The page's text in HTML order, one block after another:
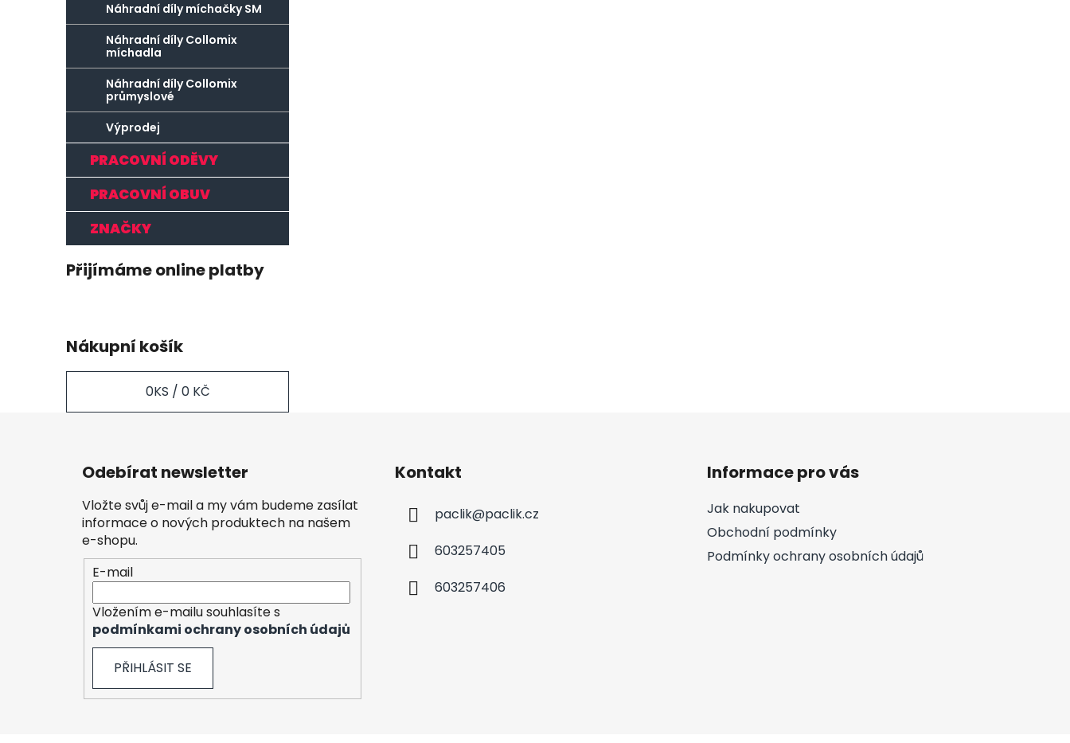
Náhradní díly míchačky SM
Náhradní díly Collomix
míchadla
Náhradní díly Collomix
průmyslové
Výprodej
PRACOVNÍ ODĚVY
PRACOVNÍ OBUV
ZNAČKY
Přijímáme online platby
Nákupní košík
0KS / 0 KČ
Odebírat newsletter
Vložte svůj e-mail a my vám budeme zasílat
informace o nových produktech na našem
e-shopu.
E-mail
Vložením e-mailu souhlasíte s
podmínkami ochrany osobních údajů
PŘIHLÁSIT SE
Kontakt
paclik@paclik.cz
603257405
603257406
Informace pro vás
Jak nakupovat
Obchodní podmínky
Podmínky ochrany osobních údajů